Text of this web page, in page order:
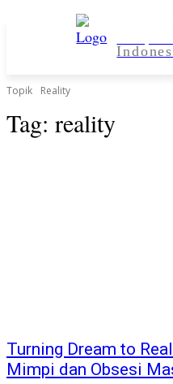
Topik Reality
Tag: reality
Turning Dream to
Mimpi dan Obsesi